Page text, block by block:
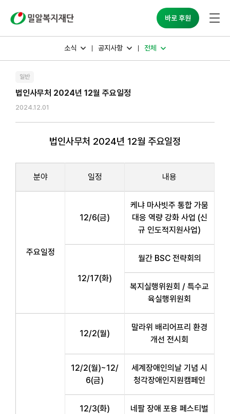
바로 후원
소식 공지사항 전체
일반
법인사무처 2024년 12월 주요일정
2024.12.01
법인사무처 2024년 12월 주요일정
분야 일정 내용
주요일정
12/6(금)
케냐 마사빗주 통합 가뭄
대응 역량 강화 사업 (신
규 인도적지원사업)
12/17(화)
월간 BSC 전략회의
복지실행위원회 / 특수교
육실행위원회
12/2(월)
말라위 배리어프리 환경
개선 전시회
12/2(월)~12/
6(금)
세계장애인의날 기념 시
청각장애인지원캠페인
12/3(화) 네팔 장애 포용 페스티벌